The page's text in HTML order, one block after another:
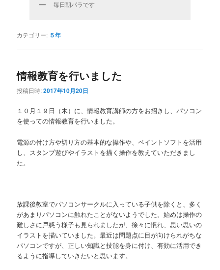
毎日朝パラです
カテゴリー: ５年
情報教育を行いました
投稿日時:2017年10月20日
１０月１９日（木）に、情報教育講師の方をお招きし、パソコン
を使っての情報教育を行いました。
電源の付け方や切り方の基本的な操作や、ペイントソフトを活用
し、スタンプ遊びやイラストを描く操作を教えていただきまし
た。
放課後教室でパソコンサークルに入っている子供を除くと、多く
があまりパソコンに触れたことがないようでした。始めは操作の
難しさに戸惑う様子も見られましたが、徐々に慣れ、思い思いの
イラストを描いていました。最近は問題点に目が向けられがちな
パソコンですが、正しい知識と技能を身に付け、有効に活用でき
るように指導していきたいと思います。